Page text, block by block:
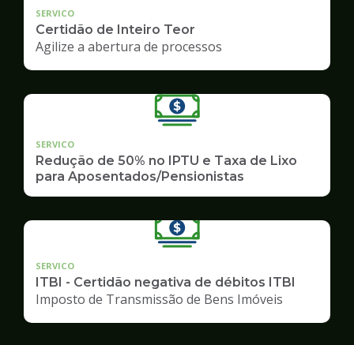
SERVICO
Certidão de Inteiro Teor
Agilize a abertura de processos
SERVICO
Redução de 50% no IPTU e Taxa de Lixo
para Aposentados/Pensionistas
SERVICO
ITBI - Certidão negativa de débitos ITBI
Imposto de Transmissão de Bens Imóveis